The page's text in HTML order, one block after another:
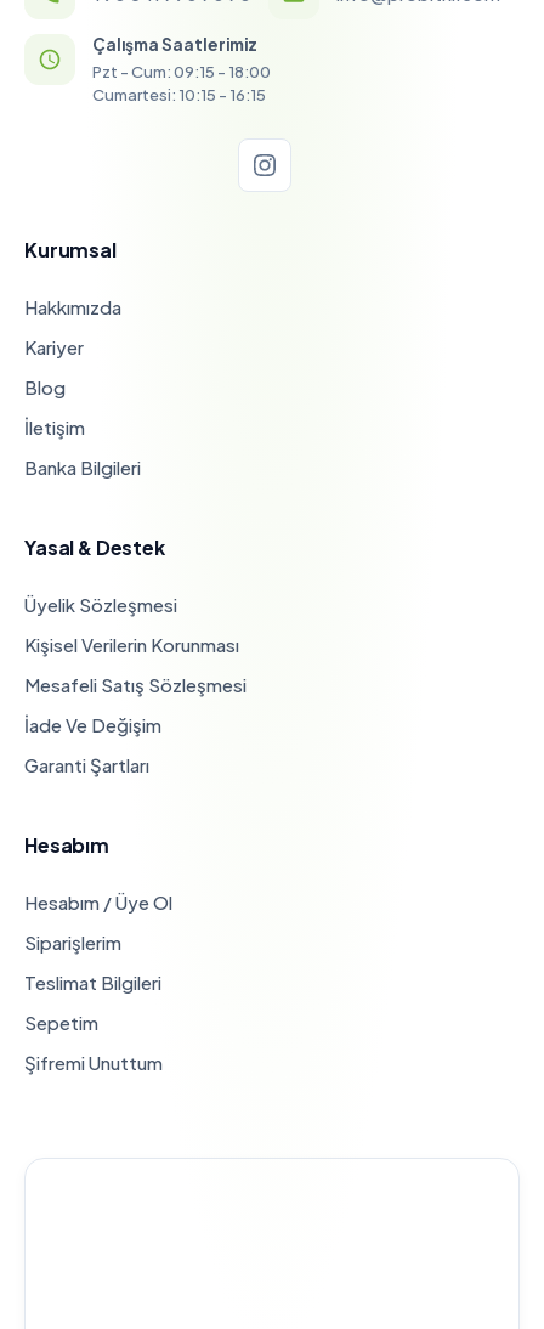
Çalışma Saatlerimiz
Pzt - Cum: 09:15 - 18:00
Cumartesi: 10:15 - 16:15
Kurumsal
Hakkımızda
Kariyer
Blog
İletişim
Banka Bilgileri
Yasal & Destek
Üyelik Sözleşmesi
Kişisel Verilerin Korunması
Mesafeli Satış Sözleşmesi
İade Ve Değişim
Garanti Şartları
Hesabım
Hesabım / Üye Ol
Siparişlerim
Teslimat Bilgileri
Sepetim
Şifremi Unuttum